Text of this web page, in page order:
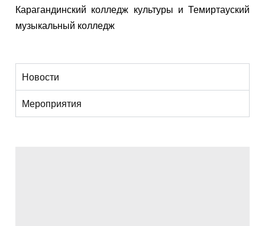
Карагандинский колледж культуры и Темиртауский
музыкальный колледж
Новости
Мероприятия